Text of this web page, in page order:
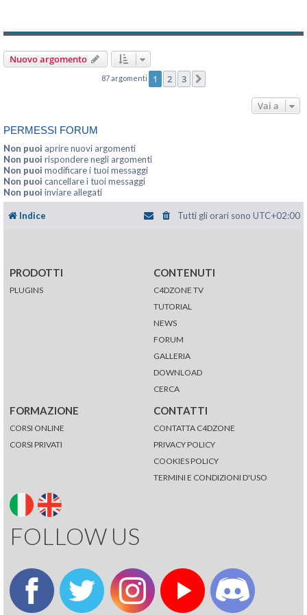
Nuovo argomento
87 argomenti 1 2 3
Vai a
PERMESSI FORUM
Non puoi aprire nuovi argomenti
Non puoi rispondere negli argomenti
Non puoi modificare i tuoi messaggi
Non puoi cancellare i tuoi messaggi
Non puoi inviare allegati
Indice Tutti gli orari sono UTC+02:00
PRODOTTI
PLUGINS
CONTENUTI
C4DZONE TV
TUTORIAL
NEWS
FORUM
GALLERIA
DOWNLOAD
CERCA
FORMAZIONE
CORSI ONLINE
CORSI PRIVATI
CONTATTI
CONTATTA C4DZONE
PRIVACY POLICY
COOKIES POLICY
TERMINI E CONDIZIONI D'USO
FOLLOW US